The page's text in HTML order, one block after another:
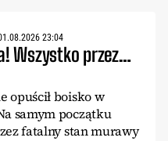
23:04
Wszystko przez…
opuścił boisko w
samym początku
fatalny stan murawy